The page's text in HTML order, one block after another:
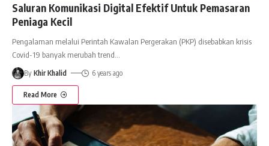
Saluran Komunikasi Digital Efektif Untuk Pemasaran
Peniaga Kecil
Pengalaman melalui Perintah Kawalan Pergerakan (PKP) disebabkan krisis
Covid-19 banyak merubah trend
By Khir Khalid 6 years ago
Read More